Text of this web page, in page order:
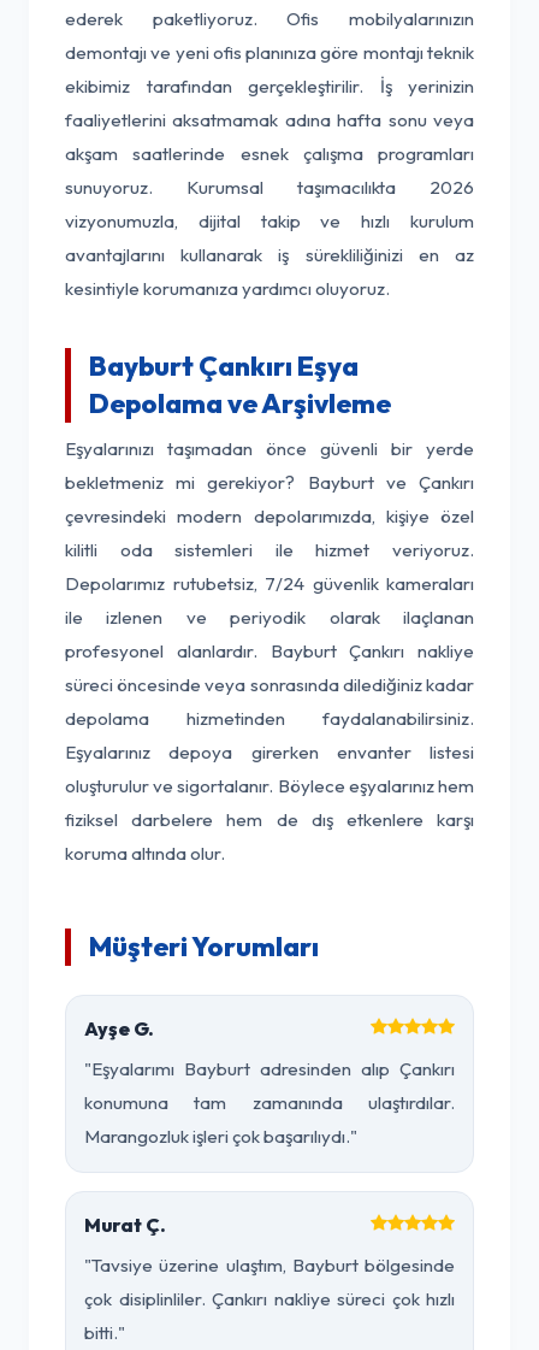
ederek paketliyoruz. Ofis mobilyalarınızın
demontajı ve yeni ofis planınıza göre montajı teknik
ekibimiz tarafından gerçekleştirilir. İş yerinizin
faaliyetlerini aksatmamak adına hafta sonu veya
akşam saatlerinde esnek çalışma programları
sunuyoruz. Kurumsal taşımacılıkta 2026
vizyonumuzla, dijital takip ve hızlı kurulum
avantajlarını kullanarak iş sürekliliğinizi en az
kesintiyle korumanıza yardımcı oluyoruz.
Bayburt Çankırı Eşya
Depolama ve Arşivleme
Eşyalarınızı taşımadan önce güvenli bir yerde
bekletmeniz mi gerekiyor? Bayburt ve Çankırı
çevresindeki modern depolarımızda, kişiye özel
kilitli oda sistemleri ile hizmet veriyoruz.
Depolarımız rutubetsiz, 7/24 güvenlik kameraları
ile izlenen ve periyodik olarak ilaçlanan
profesyonel alanlardır. Bayburt Çankırı nakliye
süreci öncesinde veya sonrasında dilediğiniz kadar
depolama hizmetinden faydalanabilirsiniz.
Eşyalarınız depoya girerken envanter listesi
oluşturulur ve sigortalanır. Böylece eşyalarınız hem
fiziksel darbelere hem de dış etkenlere karşı
koruma altında olur.
Müşteri Yorumları
Ayşe G.
"Eşyalarımı Bayburt adresinden alıp Çankırı
konumuna tam zamanında ulaştırdılar.
Marangozluk işleri çok başarılıydı."
Murat Ç.
"Tavsiye üzerine ulaştım, Bayburt bölgesinde
çok disiplinliler. Çankırı nakliye süreci çok hızlı
bitti."